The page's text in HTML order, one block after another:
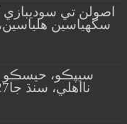
سگهياسين
سيپڪو،
نااهلي، سنڌ جا127 ارب رپيا ٻڏي ويا؟